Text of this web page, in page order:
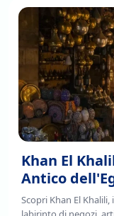
Khan El
Antico
Scopri Khan El